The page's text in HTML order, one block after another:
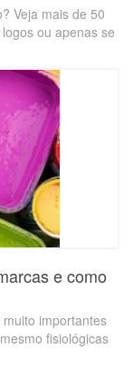
Veja mais de 50
ou apenas se
e como
importantes
fisiológicas